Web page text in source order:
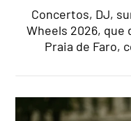
Concertos, DJ,
Wheels 2026, que
Praia de Faro,